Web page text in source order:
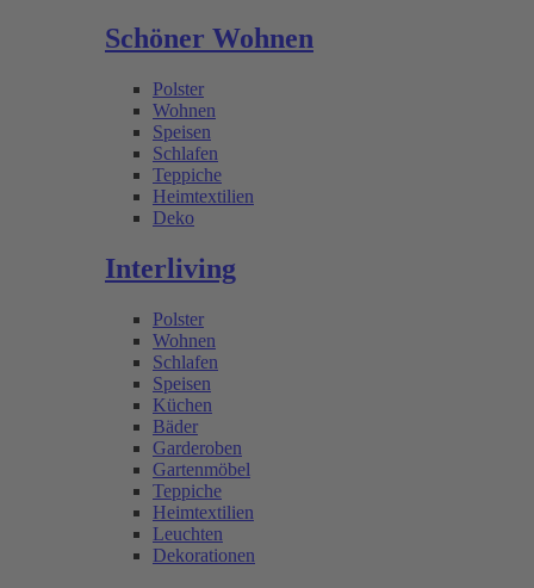
Schöner Wohnen
Polster
Wohnen
Speisen
Schlafen
Teppiche
Heimtextilien
Deko
Interliving
Polster
Wohnen
Schlafen
Speisen
Küchen
Bäder
Garderoben
Gartenmöbel
Teppiche
Heimtextilien
Leuchten
Dekorationen